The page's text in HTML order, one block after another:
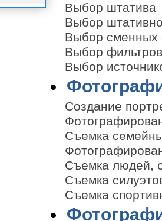
Выбор штатива
Выбор
Выбор сменных
Выбор фильтров
Выбор
Создание
Съемка
Съемка людей,
Съемка
Съемка